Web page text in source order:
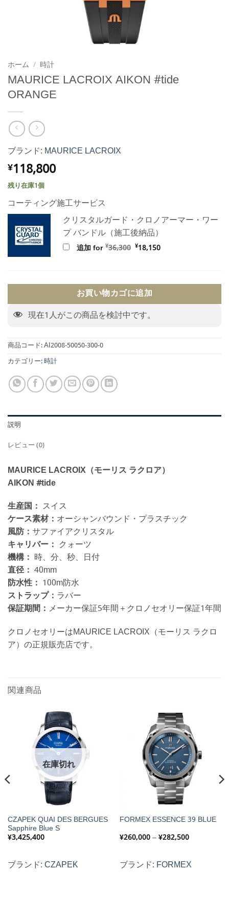
ホーム / 時計
MAURICE LACROIX AIKON #tide
ORANGE
ブランド: MAURICE LACROIX
¥118,800
残り在庫1個
コーティング施工サービス
クリスタルガード・クロノアーマー・ワー
プ バンドル（施工後納品）
追加 for ¥36,300 元
の
¥36,300
で
し
た。
¥18,150現
は
す。
お買い物カゴに追加
現在1人がこの商品を検討中です。
商品コード:AI2008-50050-300-0
カテゴリー:時計
説明
レビュー (0)
MAURICE LACROIX（モーリス ラクロア）
AIKON #tide
生産国： スイス
ケース素材： オーシャンバウンド・プラスチック
風防： サファイアクリスタル
キャリバー： クォーツ
機構： 時、分、秒、日付
直径： 40mm
防水性： 100m防水
ストラップ： ラバー
保証期間： メーカー保証5年間＋クロノセオリー保証1年間
クロノセオリーはMAURICE LACROIX（モーリス ラクロ
ア）の正規販売店です。
関連商品
在庫切れ
CZAPEK QUAI DES BERGUES
Sapphire Blue S
¥3,425,400
ブランド:CZAPEK
FORMEX ESSENCE 39 BLUE
¥260,000–¥282,500価
–
¥282,500
ブランド: FORMEX